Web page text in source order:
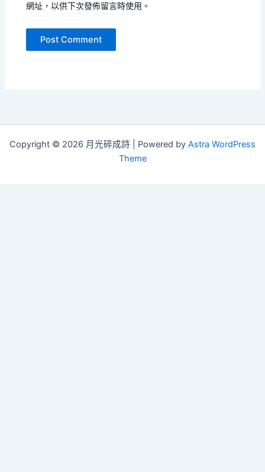
網址，以供下次發佈留言時使用。
Copyright © 2026 月光碎成詩 | Powered by Astra WordPress
Theme